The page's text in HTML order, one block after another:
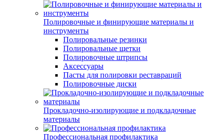
Полировочные и финирующие материалы и
инструменты
Полировальные резинки
Полировальные щетки
Полировочные штрипсы
Аксессуары
Пасты для полировки реставраций
Полировочные диски
Прокладочно-изолирующие и подкладочные
материалы
Профессиональная профилактика